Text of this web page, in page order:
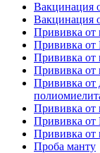
Вакцинация
Вакцинация
Прививка от
Прививка
Прививка от
Прививка от
Прививка от
Прививка от
Прививка
Прививка от
Проба манту